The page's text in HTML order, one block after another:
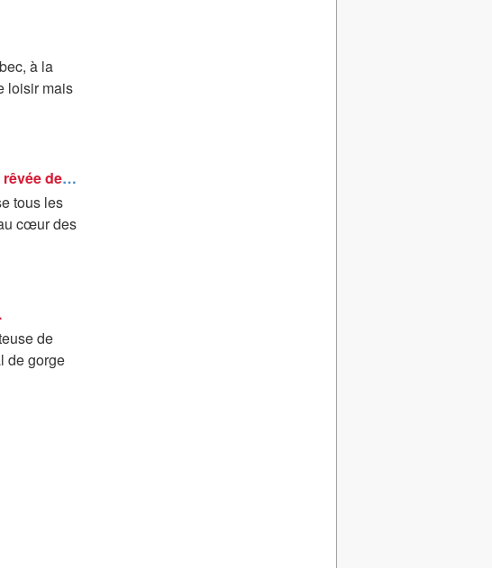
à la
loisir mais
Un jour, un doc - Disney, Harry Potter, Jurassic Park : la vie rêvée des Français d'Orlando (1/2)
tous les
cœur des
de
de gorge